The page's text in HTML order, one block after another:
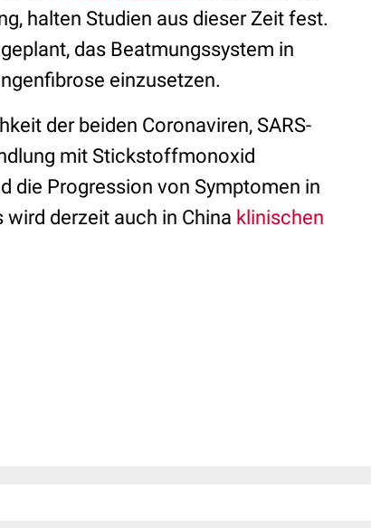
halten Studien aus dieser Zeit fest.
das Beatmungssystem in
einzusetzen.
der beiden Coronaviren, SARS-
mit Stickstoffmonoxid
die Progression von Symptomen in
derzeit auch in China klinischen